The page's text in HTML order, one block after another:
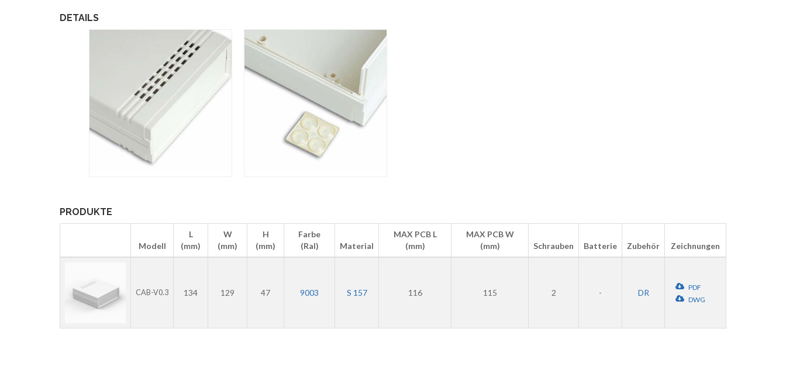
DETAILS
PRODUKTE
Modell
L
(mm)
W
(mm)
H
(mm)
Farbe
(Ral)
Material
MAX PCB L
(mm)
MAX PCB W
(mm)
Schrauben Batterie Zubehör Zeichnungen
CAB-V0.3 134 129 47 9003 S 157 116 115 2 - DR
PDF
DWG